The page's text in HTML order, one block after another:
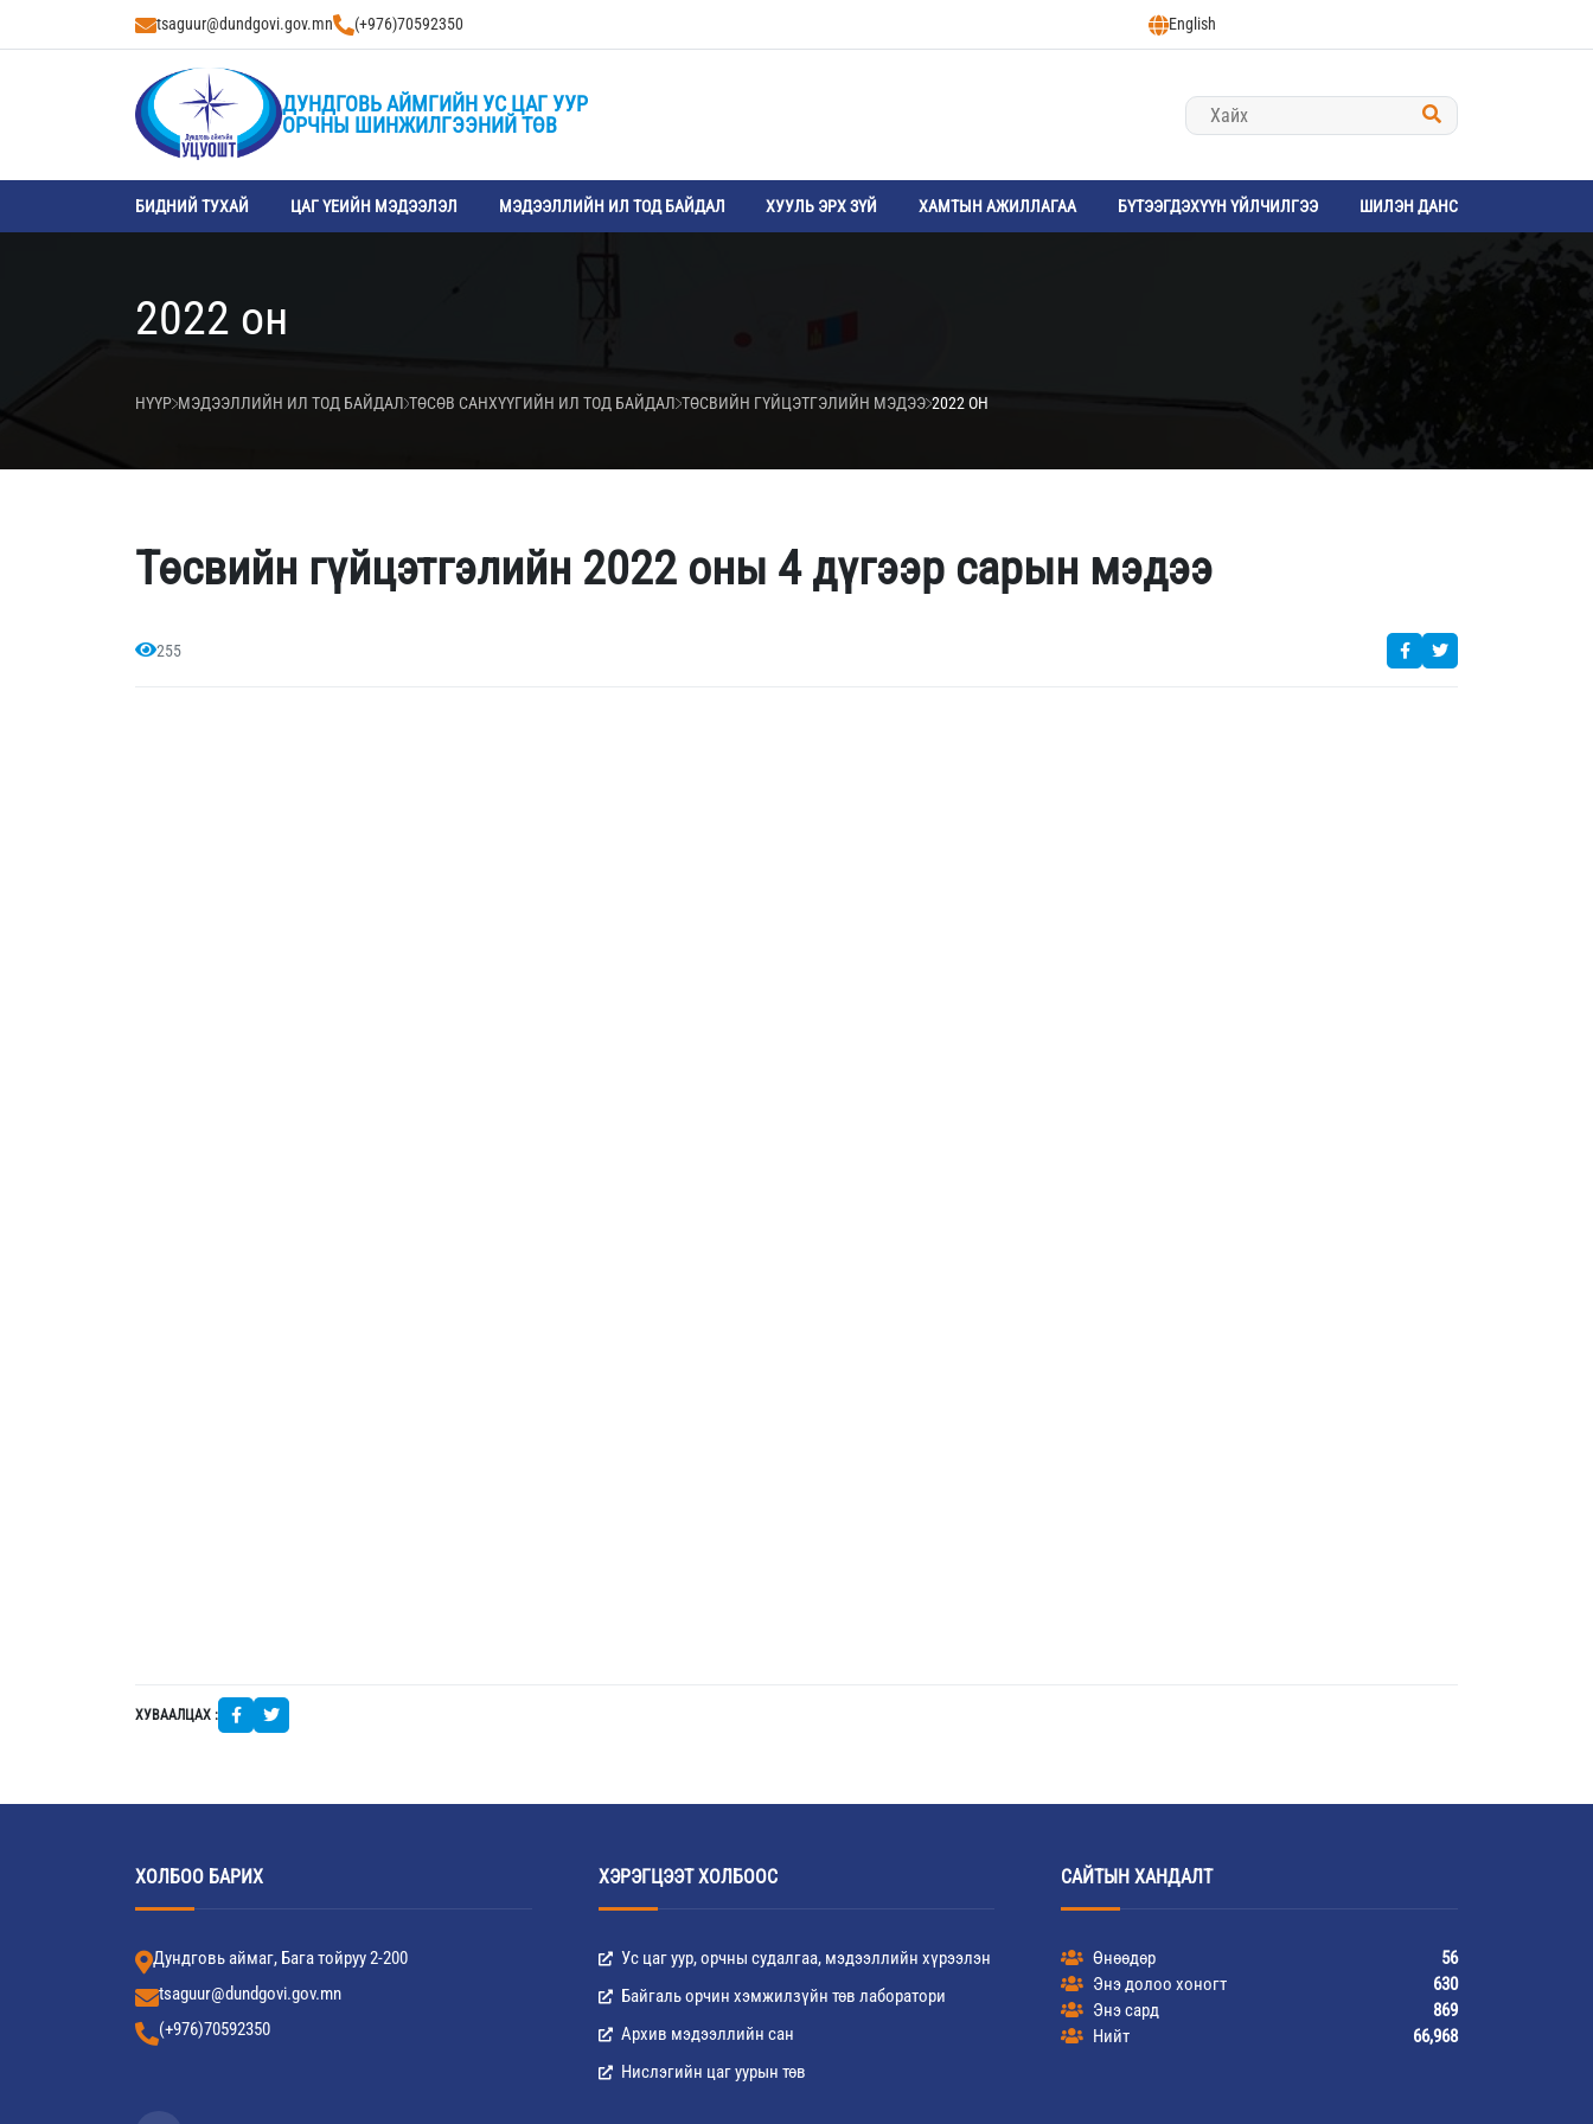
tsaguur@dundgovi.gov.mn (+976)70592350 English
ДУНДГОВЬ АЙМГИЙН УС ЦАГ УУР
ОРЧНЫ ШИНЖИЛГЭЭНИЙ ТӨВ
БИДНИЙ ТУХАЙ ЦАГ ҮЕИЙН МЭДЭЭЛЭЛ МЭДЭЭЛЛИЙН ИЛ ТОД БАЙДАЛ ХУУЛЬ ЭРХ ЗҮЙ ХАМТЫН АЖИЛЛАГАА БҮТЭЭГДЭХҮҮН ҮЙЛЧИЛГЭЭ ШИЛЭН ДАНС
2022 он
НҮҮР МЭДЭЭЛЛИЙН ИЛ ТОД БАЙДАЛ ТӨСӨВ САНХҮҮГИЙН ИЛ ТОД БАЙДАЛ ТӨСВИЙН ГҮЙЦЭТГЭЛИЙН МЭДЭЭ 2022 ОН
Төсвийн гүйцэтгэлийн 2022 оны 4 дүгээр сарын мэдээ
255
ХУВААЛЦАХ :
ХОЛБОО БАРИХ
Дундговь аймаг, Бага тойруу 2-200
tsaguur@dundgovi.gov.mn
(+976)70592350
ХЭРЭГЦЭЭТ ХОЛБООС
Ус цаг уур, орчны судалгаа, мэдээллийн хүрээлэн
Байгаль орчин хэмжилзүйн төв лаборатори
Архив мэдээллийн сан
Нислэгийн цаг уурын төв
САЙТЫН ХАНДАЛТ
Өнөөдөр
56
Энэ долоо хоногт
630
Энэ сард
869
Нийт
66,968